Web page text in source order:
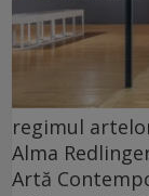
regimul
Alma
Artă